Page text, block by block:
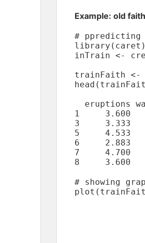
Example: old
# ppredicting
inTrain <-
trainFaith
eruptions
1     3.600
3     3.333
5     4.533
6     2.883
7     4.700
8     3.600
# showing